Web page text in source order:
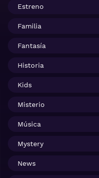
Estreno
Familia
Fantasía
Historia
Kids
Misterio
Música
Mystery
News